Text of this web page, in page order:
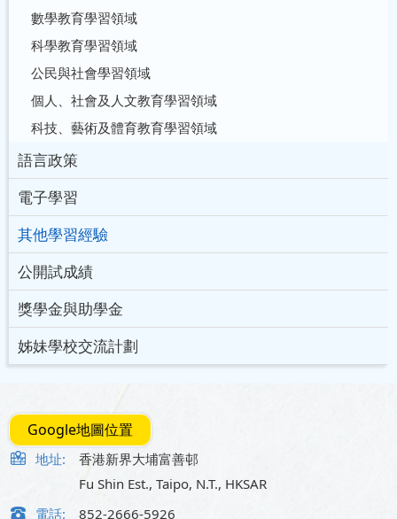
數學教育學習領域
科學教育學習領域
公民與社會學習領域
個人、社會及人文教育學習領域
科技、藝術及體育教育學習領域
語言政策
電子學習
其他學習經驗
公開試成績
獎學金與助學金
姊妹學校交流計劃
Google地圖位置
地址:
香港新界大埔富善邨
Fu Shin Est., Taipo, N.T., HKSAR
電話:
852-2666-5926